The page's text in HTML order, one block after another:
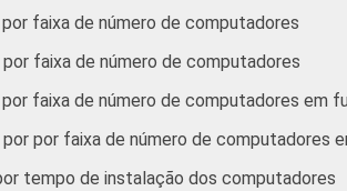
aparelho de telefone fixo. Respostas
câmera digital. Respostas estimuladas.
rádio. Respostas estimuladas.
retropojetor. Respostas estimuladas.
antena parabólica. Respostas
faixa de número de computadores
faixa de número de computadores
faixa de número de computadores em
por faixa de número de computadores
tempo de instalação dos computadores